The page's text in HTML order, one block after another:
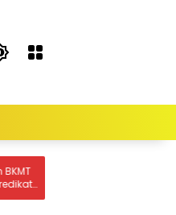
Lepas Lomba Gerak
81 Tingkat Pelajar